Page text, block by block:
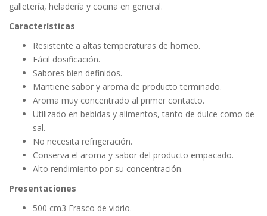
galletería, heladería y cocina en general.
Características
Resistente a altas temperaturas de horneo.
Fácil dosificación.
Sabores bien definidos.
Mantiene sabor y aroma de producto terminado.
Aroma muy concentrado al primer contacto.
Utilizado en bebidas y alimentos, tanto de dulce como de
sal.
No necesita refrigeración.
Conserva el aroma y sabor del producto empacado.
Alto rendimiento por su concentración.
Presentaciones
500 cm3 Frasco de vidrio.